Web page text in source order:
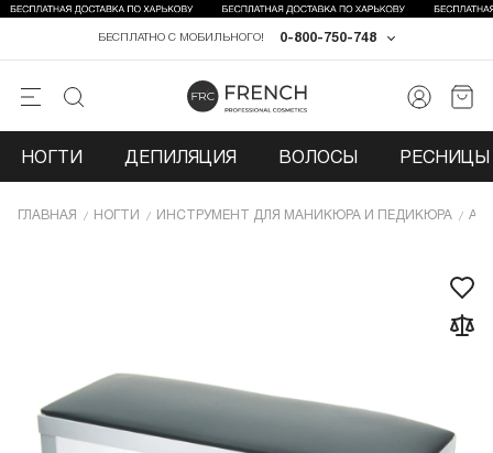
0-800-750-748
БЕСПЛАТНО С МОБИЛЬНОГО!
НОГТИ ДЕПИЛЯЦИЯ ВОЛОСЫ РЕСНИЦЫ
ГЛАВНАЯ НОГТИ ИНCТРУМЕНТ ДЛЯ МАНИКЮРА И ПЕДИКЮРА